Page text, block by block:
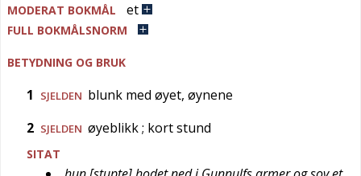
MODERAT BOKMÅL et
FULL BOKMÅLSNORM
BETYDNING OG BRUK
1 SJELDEN blunk med øyet, øynene
2 SJELDEN øyeblikk; kort stund
SITAT